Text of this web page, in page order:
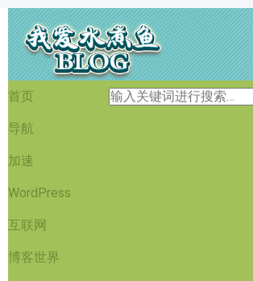
首页
导航
加速
WordPress
互联网
博客世界